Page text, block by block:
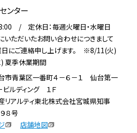
ンター
/ 定休日：毎週火曜日・水曜日
ただいたお問い合わせにつきまして
日にご連絡申し上げます。 ※8/11(火)
夏季休業期間
市青葉区一番町４－６－１ 仙台第一
ビルディング １Ｆ
リアルティ東北株式会社宮城県知事
９８号
店舗地図